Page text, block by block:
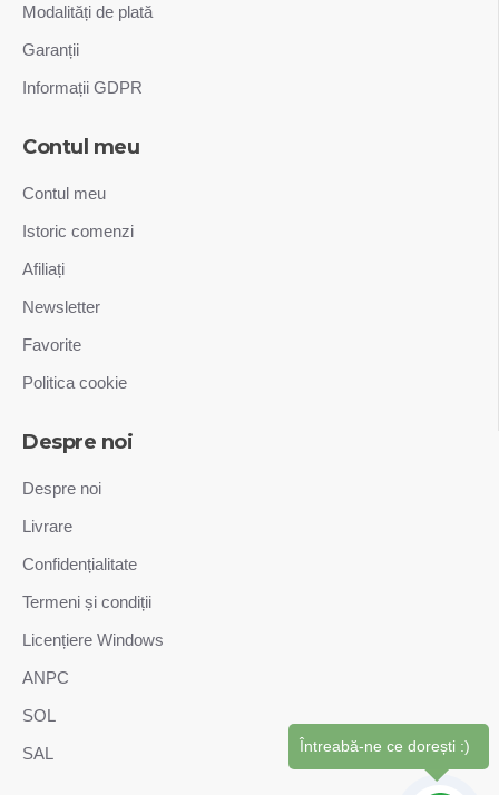
Modalități de plată
Garanții
Informații GDPR
Contul meu
Contul meu
Istoric comenzi
Afiliați
Newsletter
Favorite
Politica cookie
Despre noi
Despre noi
Livrare
Confidențialitate
Termeni și condiții
Licențiere Windows
ANPC
SOL
SAL
Întreabă-ne ce dorești :)